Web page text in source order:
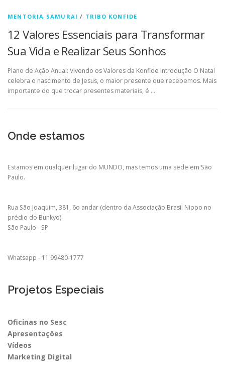
MENTORIA SAMURAI / TRIBO KONFIDE
12 Valores Essenciais para Transformar
Sua Vida e Realizar Seus Sonhos
Plano de Ação Anual: Vivendo os Valores da Konfide Introdução O Natal
celebra o nascimento de Jesus, o maior presente que recebemos. Mais
importante do que trocar presentes materiais, é …
Onde estamos
Estamos em qualquer lugar do MUNDO, mas temos uma sede em São
Paulo.
Rua São Joaquim, 381, 6o andar (dentro da Associação Brasil Nippo no
prédio do Bunkyo)
São Paulo - SP
Whatsapp - 11 99480-1777
Projetos Especiais
Oficinas no Sesc
Apresentações
Vídeos
Marketing Digital